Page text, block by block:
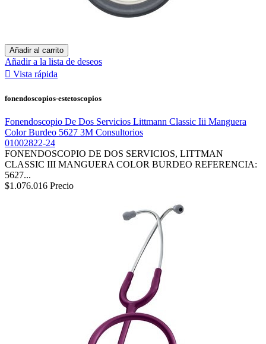
Añadir al carrito
Añadir a la lista de deseos
 Vista rápida
fonendoscopios-estetoscopios
Fonendoscopio De Dos Servicios Littmann Classic Iii Manguera
Color Burdeo 5627 3M Consultorios
01002822-24
FONENDOSCOPIO DE DOS SERVICIOS, LITTMAN
CLASSIC III MANGUERA COLOR BURDEO REFERENCIA:
5627...
$1.076.016 Precio